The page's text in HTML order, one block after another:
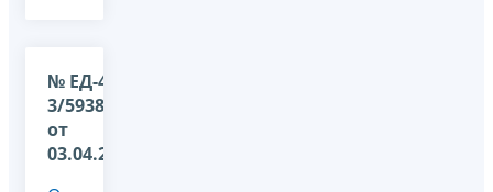
№ ЕД-4-
3/5938@
от
03.04.2013